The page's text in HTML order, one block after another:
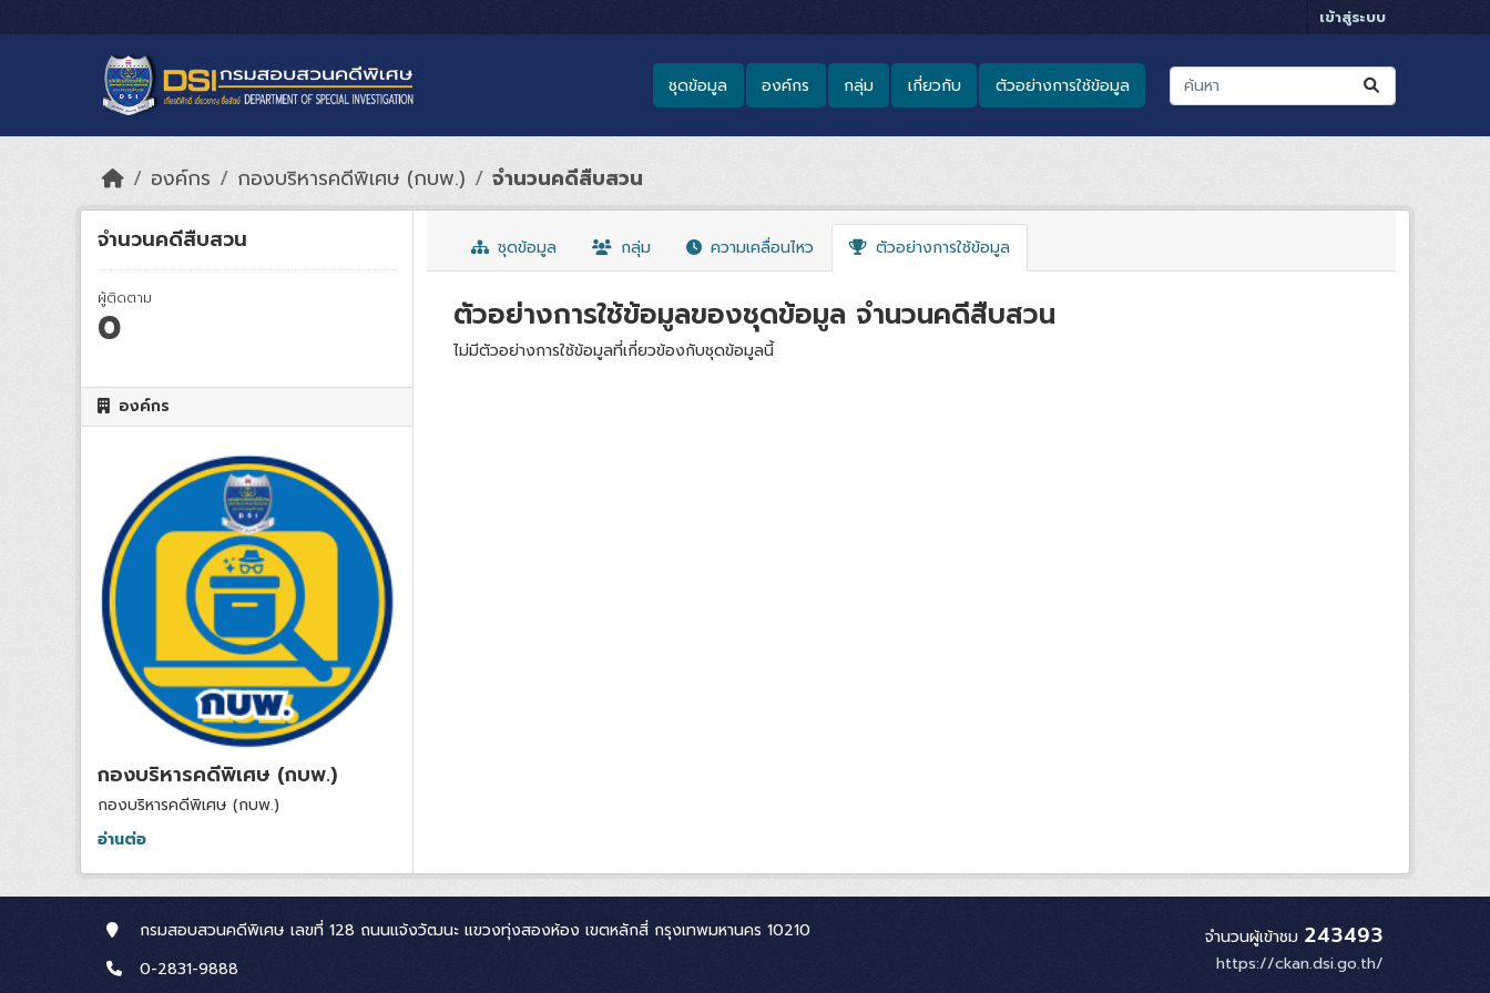
เข้าสู่ระบบ
ชุดข้อมูล องค์กร กลุ่ม เกี่ยวกับ ตัวอย่างการใช้ข้อมูล
องค์กร กองบริหารคดีพิเศษ (กบพ.) จำนวนคดีสืบสวน
จำนวนคดีสืบสวน
ผู้ติดตาม
0
องค์กร
กองบริหารคดีพิเศษ (กบพ.)
กองบริหารคดีพิเศษ (กบพ.)
อ่านต่อ
ชุดข้อมูล กลุ่ม ความเคลื่อนไหว ตัวอย่างการใช้ข้อมูล
ตัวอย่างการใช้ข้อมูลของชุดข้อมูล จำนวนคดีสืบสวน
ไม่มีตัวอย่างการใช้ข้อมูลที่เกี่ยวข้องกับชุดข้อมูลนี้
กรมสอบสวนคดีพิเศษ เลขที่ 128 ถนนแจ้งวัฒนะ แขวงทุ่งสองห้อง เขตหลักสี่ กรุงเทพมหานคร 10210
0-2831-9888
จำนวนผู้เข้าชม 243493
https://ckan.dsi.go.th/